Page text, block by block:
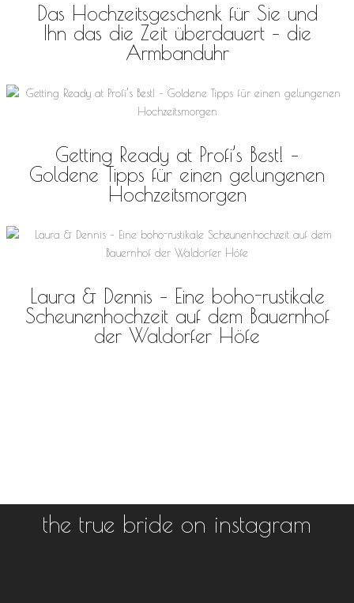
Das Hochzeitsgeschenk für Sie und
Ihn das die Zeit überdauert – die
Armbanduhr
Getting Ready at Profi’s Best! –
Goldene Tipps für einen gelungenen
Hochzeitsmorgen
Laura & Dennis – Eine boho-rustikale
Scheunenhochzeit auf dem Bauernhof
der Waldorfer Höfe
the true bride on instagram